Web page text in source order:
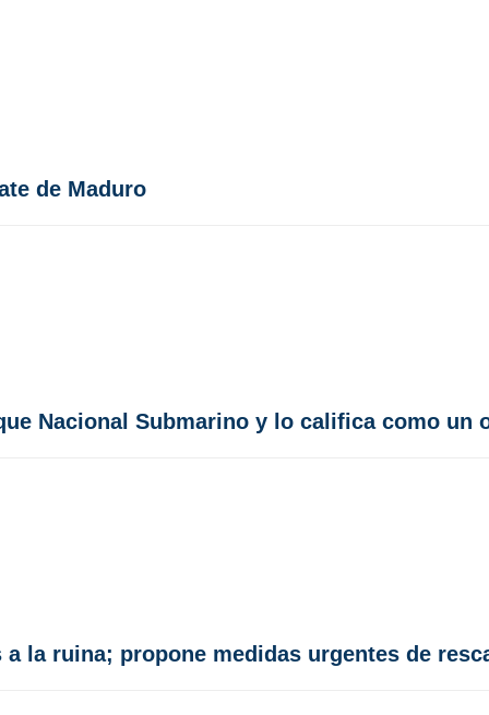
de Maduro
Nacional Submarino y lo califica como un
la ruina; propone medidas urgentes de